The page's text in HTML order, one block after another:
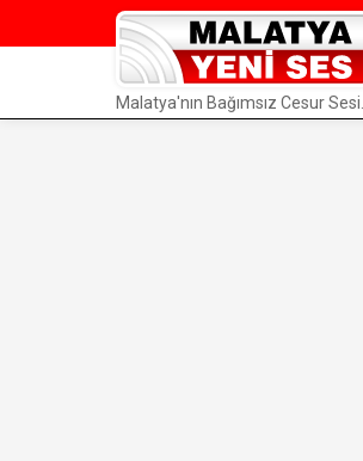
Malatya'nın Bağımsız Cesur Sesi...